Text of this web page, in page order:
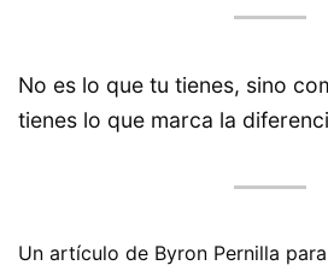
No es lo que tu tienes, sino
tienes lo que marca la
Un artículo de Byron Pernilla